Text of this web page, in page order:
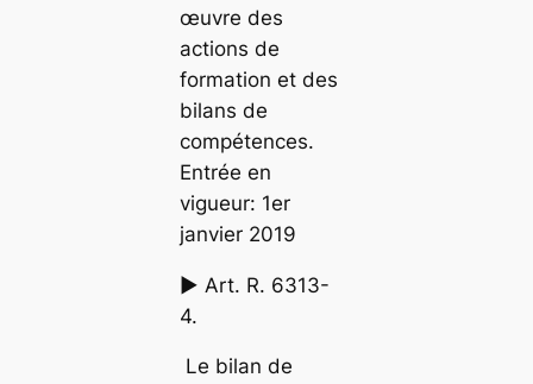
œuvre des
actions de
formation et des
bilans de
compétences.
Entrée en
vigueur: 1er
janvier 2019
► Art. R. 6313-
4.
Le bilan de